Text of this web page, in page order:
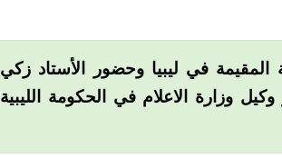
في ليبيا وحضور الأستاد زكي
وزارة الاعلام في الحكومة الليبية